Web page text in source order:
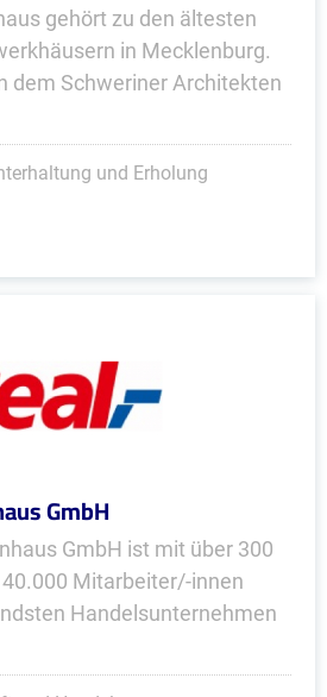
gehört zu den ältesten
in Mecklenburg.
dem Schweriner Architekten
und Erholung
GmbH
GmbH ist mit über 300
Mitarbeiter/-innen
Handelsunternehmen